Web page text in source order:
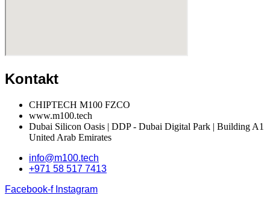
Kontakt
CHIPTECH M100 FZCO
www.m100.tech
Dubai Silicon Oasis | DDP - Dubai Digital Park | Building A1
United Arab Emirates
info@m100.tech
+971 58 517 7413
Facebook-f Instagram